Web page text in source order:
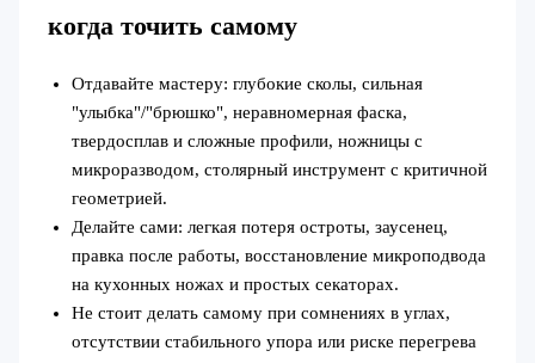
когда точить самому
Отдавайте мастеру: глубокие сколы, сильная
"улыбка"/"брюшко", неравномерная фаска,
твердосплав и сложные профили, ножницы с
микроразводом, столярный инструмент с критичной
геометрией.
Делайте сами: легкая потеря остроты, заусенец,
правка после работы, восстановление микроподвода
на кухонных ножах и простых секаторах.
Не стоит делать самому при сомнениях в углах,
отсутствии стабильного упора или риске перегрева